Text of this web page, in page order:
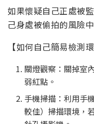
如果懷疑自己正處被
己身處被偷拍的風險
【如何自己簡易檢測環
關燈觀察：關掉室
弱紅點。
手機掃描：利用手
較佳）掃描環境，